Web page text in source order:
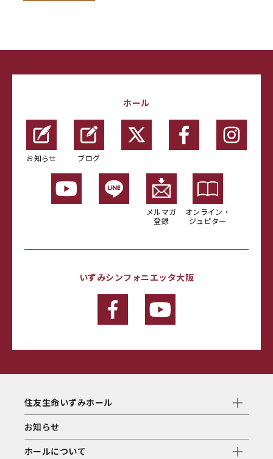
ホール
お知らせ ブログ
メルマガ
登録
オンライン・
ジュピター
いずみシンフォニエッタ大阪
住友生命いずみホール
お知らせ
ホールについて